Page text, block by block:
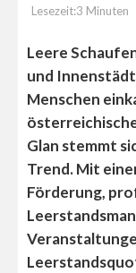
Lesezeit:3 Minuten
Leere
und
Menschen
Glan stemmt
Trend. Mit
Förderung,